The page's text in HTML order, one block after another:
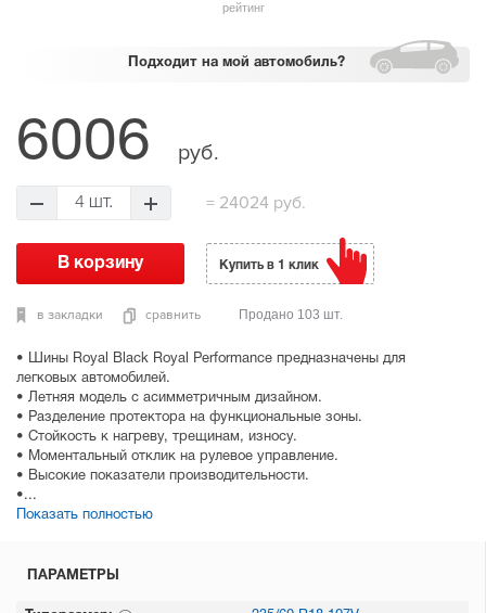
рейтинг
Подходит на мой автомобиль?
• Шины Royal Black Royal Performance предназначены для
легковых автомобилей.
• Летняя модель с асимметричным дизайном.
• Разделение протектора на функциональные зоны.
• Стойкость к нагреву, трещинам, износу.
• Моментальный отклик на рулевое управление.
• Высокие показатели производительности.
•...
Показать полностью
6006 руб.
4 шт. = 24024 руб.
в закладки сравнить
Купить в 1 клик
Продано 103 шт.
ПАРАМЕТРЫ